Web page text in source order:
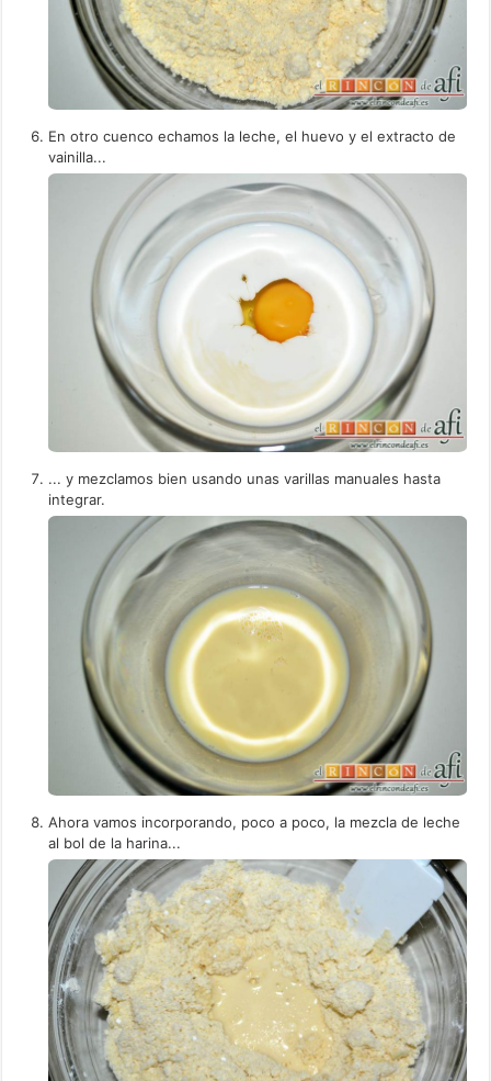
En otro cuenco echamos la leche, el huevo y el extracto de
vainilla...
... y mezclamos bien usando unas varillas manuales hasta
integrar.
Ahora vamos incorporando, poco a poco, la mezcla de leche
al bol de la harina...